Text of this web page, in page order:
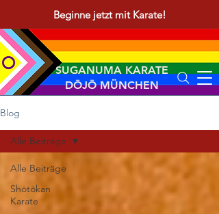
Beginne jetzt mit Karate!
SUGANUMA KARATE
DŌJŌ MÜNCHEN
Blog
Alle Beiträge
Shōtōkan
Karate
Alle Beiträge